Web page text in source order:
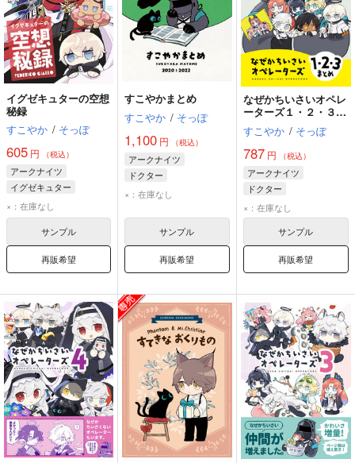
イグゼキュターの空想
秘録
すこやか / そっぽ
605 円 （税込）
アークナイツ
イグゼキュター
ドクター
インサイダー
×：在庫なし
サンプル
再販希望
すこやかまとめ
すこやか / そっぽ
1,100 円 （税込）
アークナイツ
ドクター
シルバーアッシュ
×：在庫なし
サンプル
再販希望
なぜかちいさいオペレ
ーターズ１・２・３ま
とめ
すこやか / そっぽ
787円 （税込）
アークナイツ
ドクター
シルバーアッシュ
イグゼキュター
×：在庫なし
サンプル
再販希望